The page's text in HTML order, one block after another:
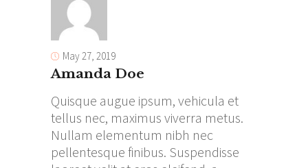
May 27, 2019
Amanda Doe
Quisque augue ipsum, vehicula et
tellus nec, maximus viverra metus.
Nullam elementum nibh nec
pellentesque finibus. Suspendisse